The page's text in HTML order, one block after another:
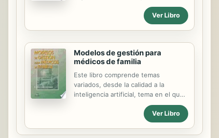
una tarea permanente desplegada
en la docencia, la extensión, la
investigación, la formación y las
International Agency for Research on
Ver Libro
Modelos de gestión para
médicos de familia
Este libro comprende temas
variados, desde la calidad a la
inteligencia artificial, tema en el que
el autor posee amplia experiencia, de
la teoría de juegos a las
proporciones y el caos, de la teoría
de la decisión a la historia clínica
Ver Libro